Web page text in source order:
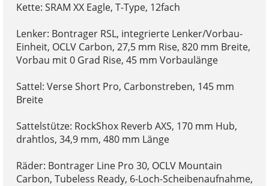
Kette: SRAM XX Eagle, T-Type, 12fach
Lenker: Bontrager RSL, integrierte Lenker/Vorbau-
Einheit, OCLV Carbon, 27,5 mm Rise, 820 mm Breite,
Vorbau mit 0 Grad Rise, 45 mm Vorbaulänge
Sattel: Verse Short Pro, Carbonstreben, 145 mm
Breite
Sattelstütze: RockShox Reverb AXS, 170 mm Hub,
drahtlos, 34,9 mm, 480 mm Länge
Räder: Bontrager Line Pro 30, OCLV Mountain
Carbon, Tubeless Ready, 6-Loch-Scheibenaufnahme,